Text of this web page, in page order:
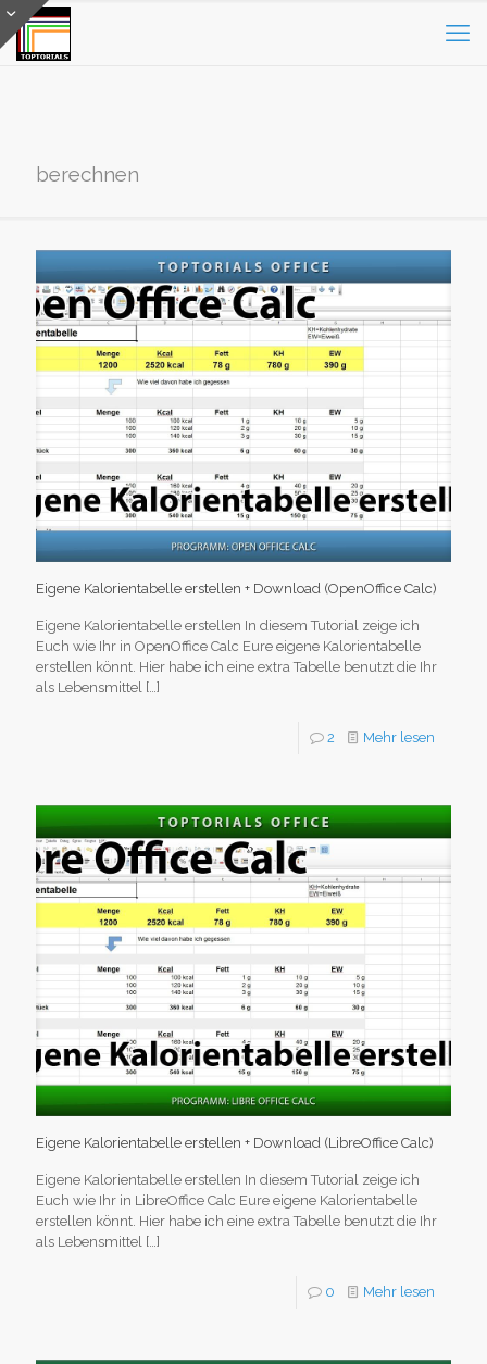
berechnen
Eigene Kalorientabelle erstellen + Download (OpenOffice Calc)
Eigene Kalorientabelle erstellen In diesem Tutorial zeige ich
Euch wie Ihr in OpenOffice Calc Eure eigene Kalorientabelle
erstellen könnt. Hier habe ich eine extra Tabelle benutzt die Ihr
als Lebensmittel […]
2 Mehr lesen
Eigene Kalorientabelle erstellen + Download (LibreOffice Calc)
Eigene Kalorientabelle erstellen In diesem Tutorial zeige ich
Euch wie Ihr in LibreOffice Calc Eure eigene Kalorientabelle
erstellen könnt. Hier habe ich eine extra Tabelle benutzt die Ihr
als Lebensmittel […]
0 Mehr lesen